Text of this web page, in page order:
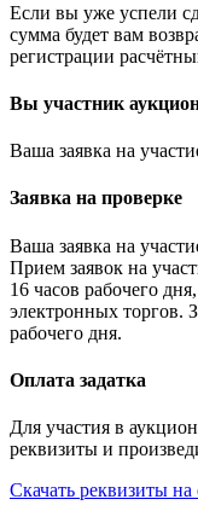
Если вы уже успели
сумма будет вам
регистрации
Вы участник
Ваша заявка на
Заявка на проверке
Ваша заявка на
Прием заявок на
16 часов рабочего
электронных торгов.
рабочего дня.
Оплата задатка
Для участия в
реквизиты и
Скачать реквизиты на